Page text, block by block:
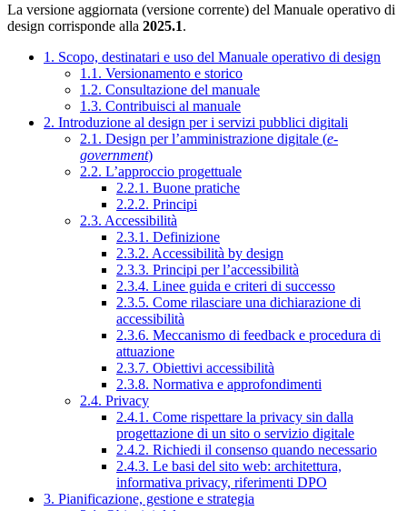
La versione aggiornata (versione corrente) del Manuale operativo di
design corrisponde alla 2025.1.
1. Scopo, destinatari e uso del Manuale operativo di design
1.1. Versionamento e storico
1.2. Consultazione del manuale
1.3. Contribuisci al manuale
2. Introduzione al design per i servizi pubblici digitali
2.1. Design per l’amministrazione digitale (e-
government)
2.2. L’approccio progettuale
2.2.1. Buone pratiche
2.2.2. Principi
2.3. Accessibilità
2.3.1. Definizione
2.3.2. Accessibilità by design
2.3.3. Principi per l’accessibilità
2.3.4. Linee guida e criteri di successo
2.3.5. Come rilasciare una dichiarazione di
accessibilità
2.3.6. Meccanismo di feedback e procedura di
attuazione
2.3.7. Obiettivi accessibilità
2.3.8. Normativa e approfondimenti
2.4. Privacy
2.4.1. Come rispettare la privacy sin dalla
progettazione di un sito o servizio digitale
2.4.2. Richiedi il consenso quando necessario
2.4.3. Le basi del sito web: architettura,
informativa privacy, riferimenti DPO
3. Pianificazione, gestione e strategia